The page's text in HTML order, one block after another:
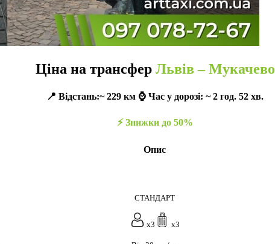
Ціна на трансфер Львів – Мукачево
📍 Відстань:~ 229 км ⌚️ Час у дорозі: ~ 2 год. 52 хв.
⚡️ Знижки до 50%
Опис
СТАНДАРТ
x3 x3